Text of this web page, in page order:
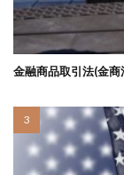
金融商品取引法(金